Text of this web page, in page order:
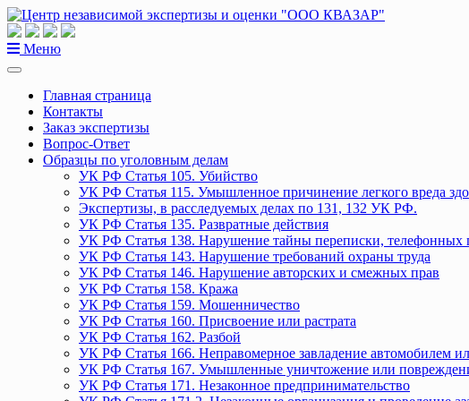
Перейти
к
содержанию
Меню
Главная страница
Контакты
Заказ экспертизы
Вопрос-Ответ
Образцы по уголовным делам
УК РФ Статья 105. Убийство
УК РФ Статья 115. Умышленное причинение легкого вреда
Экспертизы, в расследуемых делах по 131, 132 УК РФ.
УК РФ Статья 135. Развратные действия
УК РФ Статья 138. Нарушение тайны переписки, телефонных
УК РФ Статья 143. Нарушение требований охраны труда
УК РФ Статья 146. Нарушение авторских и смежных прав
УК РФ Статья 158. Кража
УК РФ Статья 159. Мошенничество
УК РФ Статья 160. Присвоение или растрата
УК РФ Статья 162. Разбой
УК РФ Статья 166. Неправомерное завладение автомобилем
УК РФ Статья 167. Умышленные уничтожение или
УК РФ Статья 171. Незаконное предпринимательство